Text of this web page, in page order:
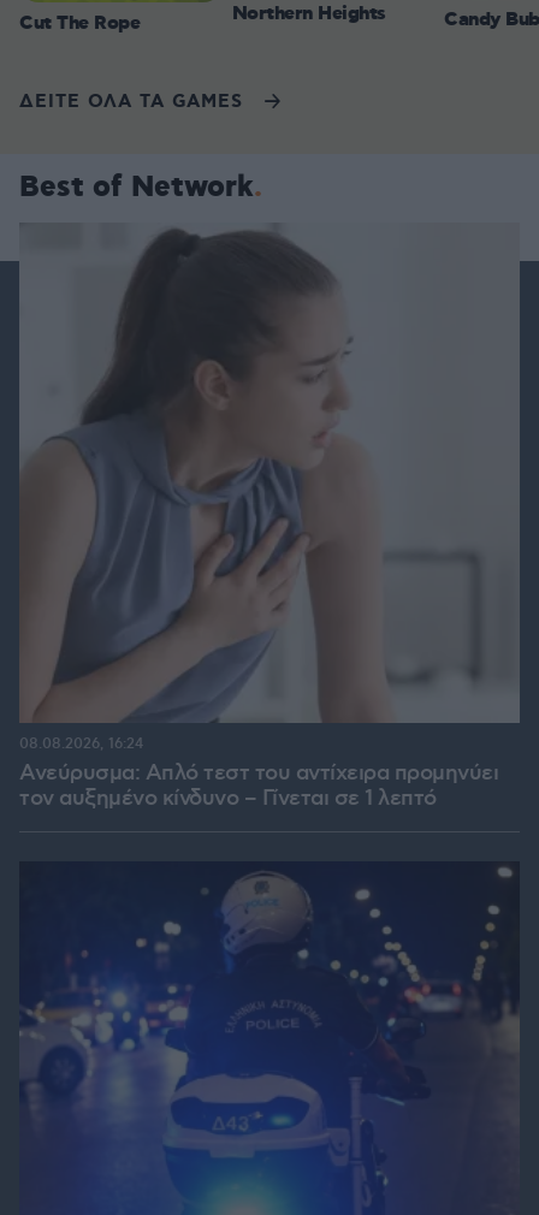
Cut The Rope Northern Heights Candy
ΔΕΙΤΕ ΟΛΑ ΤΑ GAMES
Best of Network
Ανεύρυσμα: Απλό τεστ του αντίχειρα προμηνύει
τον αυξημένο κίνδυνο – Γίνεται σε 1 λεπτό
08.08.2026, 16:24